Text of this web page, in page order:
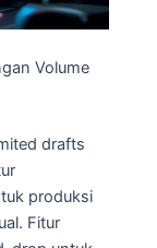
Volume
drafts
produksi
Fitur